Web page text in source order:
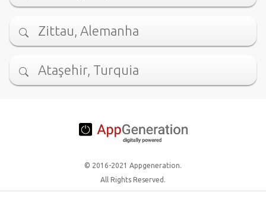
Zittau, Alemanha
Ataşehir, Turquia
© 2016-2021 Appgeneration.
All Rights Reserved.